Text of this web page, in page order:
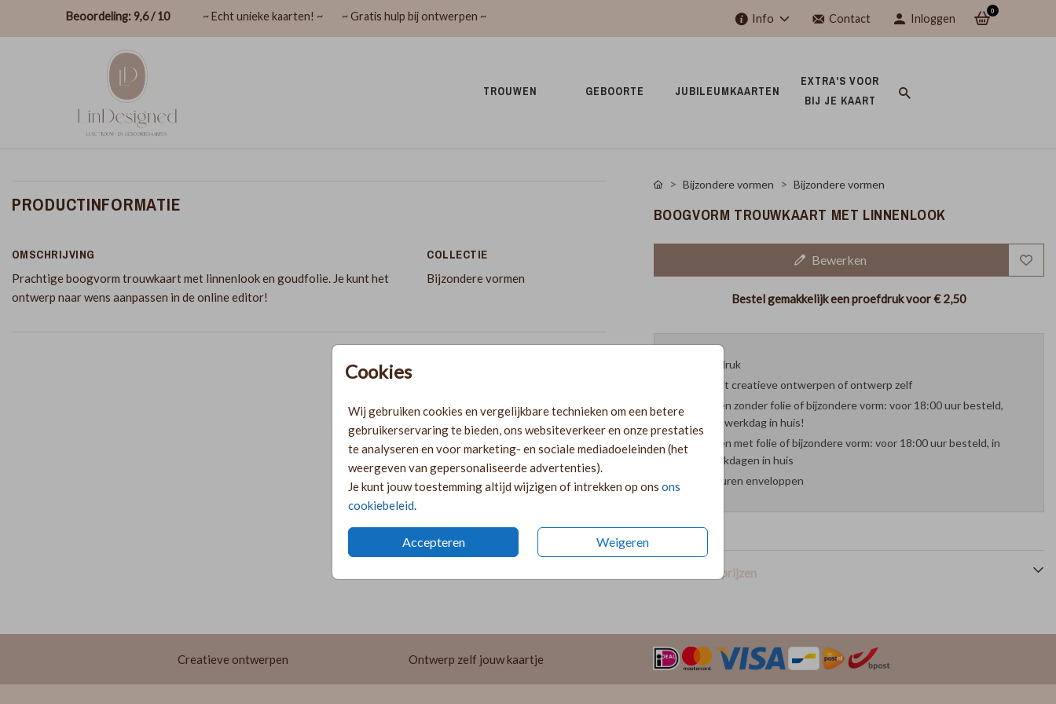
Beoordeling: 9,6 / 10 ~ Echt unieke kaarten! ~ ~ Gratis hulp bij ontwerpen ~ Info Contact Inloggen
0
TROUWEN GEBOORTE JUBILEUMKAARTEN
EXTRA'S VOOR
BIJ JE KAART
Cookies
Wij gebruiken cookies en vergelijkbare technieken om een betere
gebruikerservaring te bieden, ons websiteverkeer en onze prestaties
te analyseren en voor marketing- en sociale mediadoeleinden (het
weergeven van gepersonaliseerde advertenties).
Je kunt jouw toestemming altijd wijzigen of intrekken op ons ons
cookiebeleid
Accepteren Weigeren
PRODUCTINFORMATIE
OMSCHRIJVING
Prachtige boogvorm trouwkaart met linnenlook en goudfolie. Je kunt het
ontwerp naar wens aanpassen in de online editor!
COLLECTIE
Bijzondere vormen
Bijzondere vormen Bijzondere vormen
BOOGVORM TROUWKAART MET LINNENLOOK
Bewerken
Bestel gemakkelijk een proefdruk voor€ 2,50
Proefdruk
Kies uit creatieve ontwerpen of ontwerp zelf
Kaarten zonder folie of bijzondere vorm: voor 18:00 uur besteld,
volgende werkdag in huis!
Kaarten met folie of bijzondere vorm: voor 18:00 uur besteld, in
twee werkdagen in huis
29 kleuren enveloppen
Formaten en prijzen
Creatieve ontwerpen Ontwerp zelf jouw kaartje